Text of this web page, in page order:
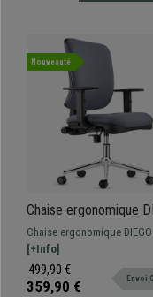
Nouveauté
Chaise ergonomique
Piétement Métallique,
Rembourrage Épais, en
Tissu Gris
Chaise ergonomique
lignes épurées et modernes.
s’agit d’un modèle
de qualité, idéal pour une
[+Info]
499,90 €
359,90 € Envoi